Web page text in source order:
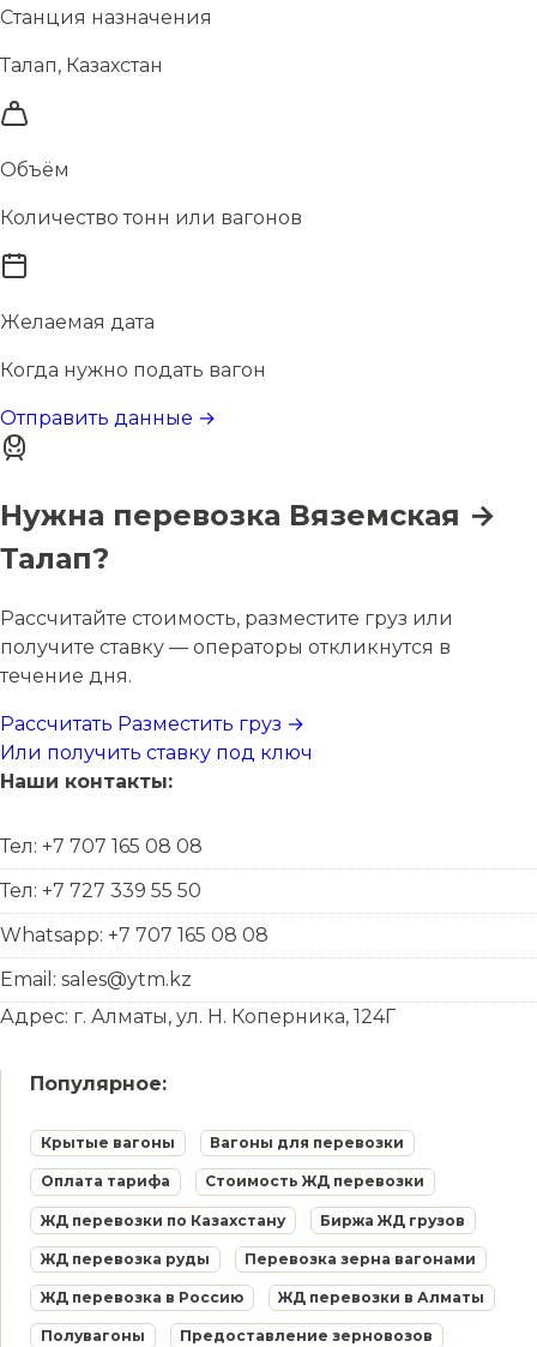
Станция назначения
Талап, Казахстан
Объём
Количество тонн или вагонов
Желаемая дата
Когда нужно подать вагон
Отправить данные →
Нужна перевозка Вяземская →
Талап?
Рассчитайте стоимость, разместите груз или
получите ставку — операторы откликнутся в
течение дня.
Рассчитать Разместить груз →
Или получить ставку под ключ
Наши контакты:
Тел: +7 707 165 08 08
Тел: +7 727 339 55 50
Whatsapp: +7 707 165 08 08
Email: sales@ytm.kz
Адрес: г. Алматы, ул. Н. Коперника, 124Г
Популярное:
Крытые вагоны Вагоны для перевозки
Оплата тарифа Стоимость ЖД перевозки
ЖД перевозки по Казахстану Биржа ЖД грузов
ЖД перевозка руды Перевозка зерна вагонами
ЖД перевозка в Россию ЖД перевозки в Алматы
Полувагоны Предоставление зерновозов